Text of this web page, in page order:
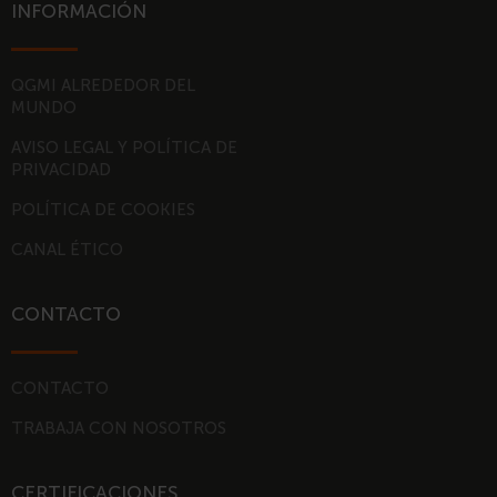
k
i
n
-
i
n
t
e
INFORMACIÓN
QGMI ALREDEDOR DEL
MUNDO
AVISO LEGAL Y POLÍTICA DE
PRIVACIDAD
POLÍTICA DE COOKIES
CANAL ÉTICO
CONTACTO
CONTACTO
TRABAJA CON NOSOTROS